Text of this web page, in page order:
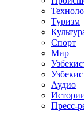
Туризм
Спорт
Мир
Аудио
Пресс-